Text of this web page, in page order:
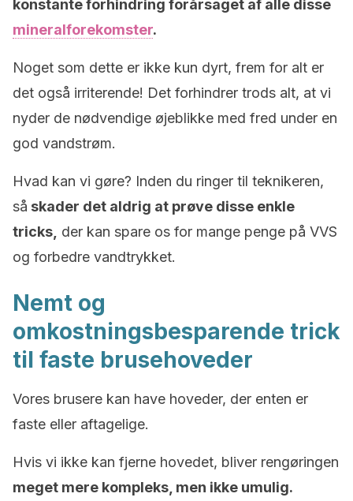
konstante forhindring forårsaget af alle disse
mineralforekomster.
Noget som dette er ikke kun dyrt, frem for alt er
det også irriterende! Det forhindrer trods alt, at vi
nyder de nødvendige øjeblikke med fred under en
god vandstrøm.
Hvad kan vi gøre? Inden du ringer til teknikeren,
så skader det aldrig at prøve disse enkle
tricks, der kan spare os for mange penge på VVS
og forbedre vandtrykket.
Nemt og
omkostningsbesparende trick
til faste brusehoveder
Vores brusere kan have hoveder, der enten er
faste eller aftagelige.
Hvis vi ikke kan fjerne hovedet, bliver rengøringen
meget mere kompleks, men ikke umulig.